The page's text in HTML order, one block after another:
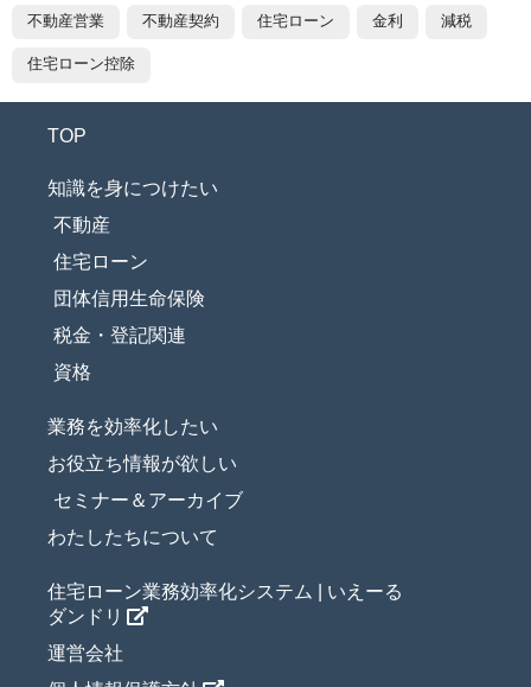
不動産営業 不動産契約 住宅ローン 金利 減税
住宅ローン控除
TOP
知識を身につけたい
不動産
住宅ローン
団体信用生命保険
税金・登記関連
資格
業務を効率化したい
お役立ち情報が欲しい
セミナー＆アーカイブ
わたしたちについて
住宅ローン業務効率化システム | いえーる
ダンドリ
運営会社